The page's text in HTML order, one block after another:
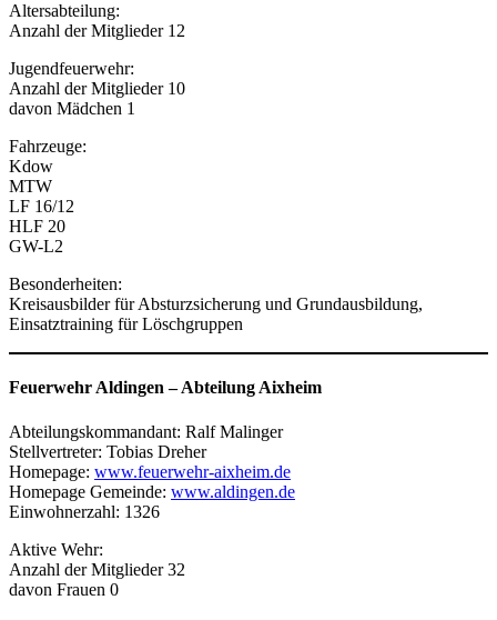
Altersabteilung:
Anzahl der Mitglieder 12
Jugendfeuerwehr:
Anzahl der Mitglieder 10
davon Mädchen 1
Fahrzeuge:
Kdow
MTW
LF 16/12
HLF 20
GW-L2
Besonderheiten:
Kreisausbilder für Absturzsicherung und Grundausbildung,
Einsatztraining für Löschgruppen
Feuerwehr Aldingen –Abteilung Aixheim
Abteilungskommandant: Ralf Malinger
Stellvertreter: Tobias Dreher
Homepage: www.feuerwehr-aixheim.de
Homepage Gemeinde: www.aldingen.de
Einwohnerzahl: 1326
Aktive Wehr:
Anzahl der Mitglieder 32
davon Frauen 0